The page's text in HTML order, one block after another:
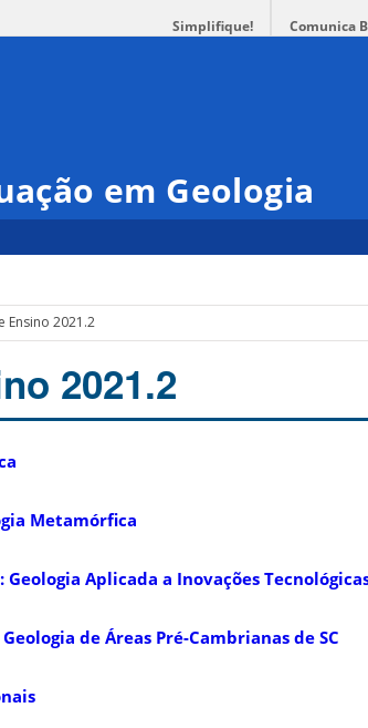
Simplifique! Comunica
em Geologia
Ensino 2021.2
2021.2
Metamórfica
Geologia Aplicada a Inovações
de Áreas Pré-Cambrianas de SC